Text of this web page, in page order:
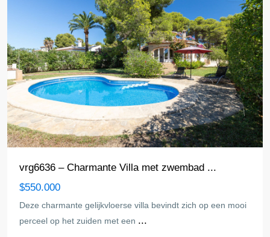
vrg6636 – Charmante Villa met zwembad ...
$550.000
Deze charmante gelijkvloerse villa bevindt zich op een mooi
perceel op het zuiden met een ...